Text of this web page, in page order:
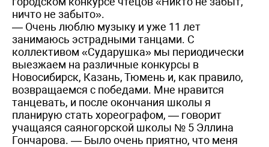
ничто не забыто».
— Очень люблю музыку и уже 11 лет
занимаюсь эстрадными танцами. С
коллективом «Сударушка» мы периодически
выезжаем на различные конкурсы в
Новосибирск, Казань, Тюмень и, как правило,
возвращаемся с победами. Мне нравится
танцевать, и после окончания школы я
планирую стать хореографом, — говорит
учащаяся саяногорской школы № 5 Эллина
Гончарова. — Было очень приятно, что меня